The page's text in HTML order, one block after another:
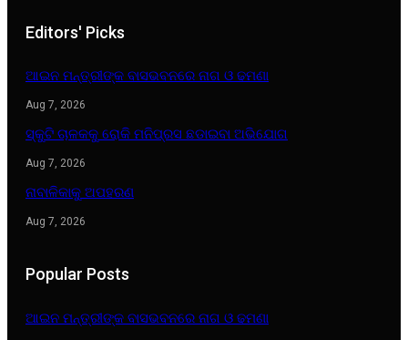
Editors' Picks
ଆଇନ ମନ୍ତ୍ରୀଙ୍କ ବାସଭବନରେ ନାଗ ଓ ଢମଣା
Aug 7, 2026
ସ୍କୁଟି ଚାଳକକୁ ରୋକି ମନିପ୍ରସ ଛଡାଇବା ଅଭିଯୋଗ
Aug 7, 2026
ନାବାଳିକାକୁ ଅପହରଣ
Aug 7, 2026
Popular Posts
ଆଇନ ମନ୍ତ୍ରୀଙ୍କ ବାସଭବନରେ ନାଗ ଓ ଢମଣା